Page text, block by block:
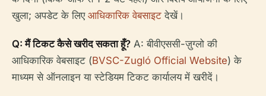
खुला; अपडेट के लिए आधिकारिक वेबसाइट देखें।
Q: मैं टिकट कैसे खरीद सकता हूँ? A: बीवीएससी-ज़ुग्लो की
आधिकारिक वेबसाइट (BVSC-Zugló Official Website) के
माध्यम से ऑनलाइन या स्टेडियम टिकट कार्यालय में खरीदें।